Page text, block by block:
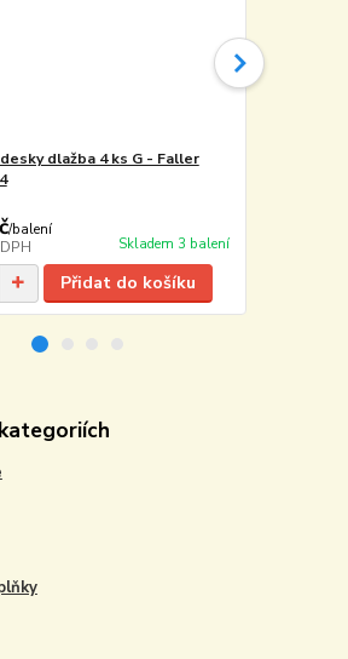
dlažba 4 ks G - Faller
/balení
Skladem 3 balení
Přidat do košíku